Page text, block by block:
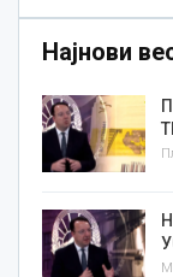
Најнови